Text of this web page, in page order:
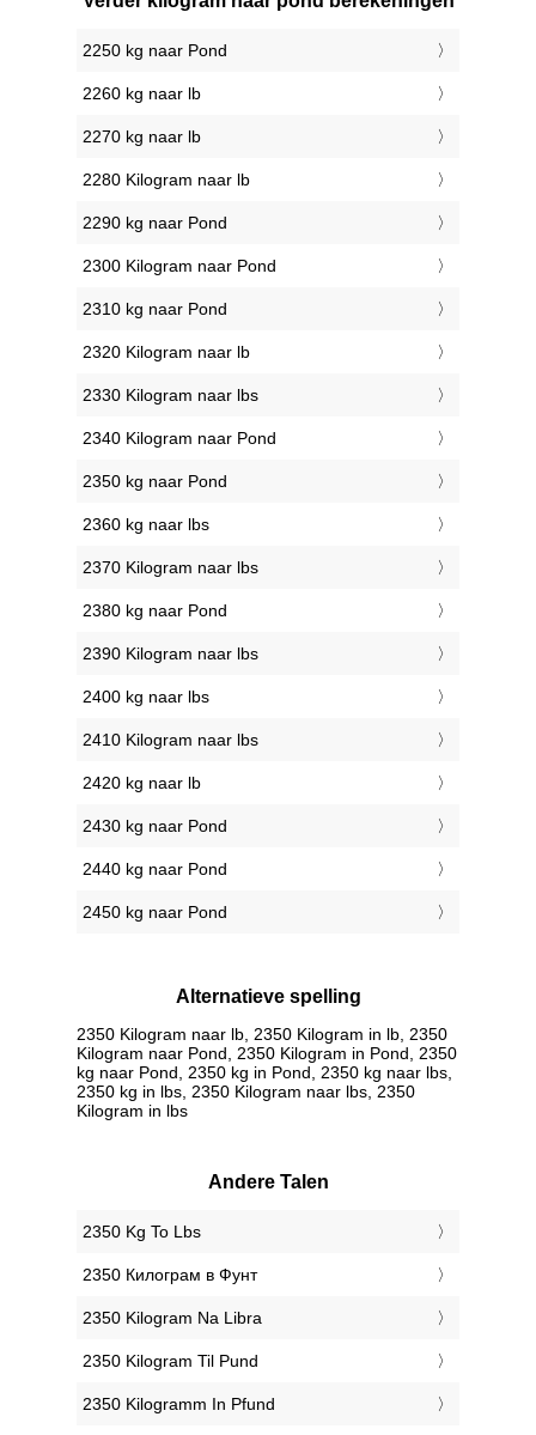
2250 kg naar Pond
2260 kg naar lb
2270 kg naar lb
2280 Kilogram naar lb
2290 kg naar Pond
2300 Kilogram naar Pond
2310 kg naar Pond
2320 Kilogram naar lb
2330 Kilogram naar lbs
2340 Kilogram naar Pond
2350 kg naar Pond
2360 kg naar lbs
2370 Kilogram naar lbs
2380 kg naar Pond
2390 Kilogram naar lbs
2400 kg naar lbs
2410 Kilogram naar lbs
2420 kg naar lb
2430 kg naar Pond
2440 kg naar Pond
2450 kg naar Pond
Alternatieve spelling
2350 Kilogram naar lb, 2350 Kilogram in lb, 2350
Kilogram naar Pond, 2350 Kilogram in Pond, 2350
kg naar Pond, 2350 kg in Pond, 2350 kg naar lbs,
2350 kg in lbs, 2350 Kilogram naar lbs, 2350
Kilogram in lbs
Andere Talen
‎2350 Kg To Lbs
‎2350 Килограм в Фунт
‎2350 Kilogram Na Libra
‎2350 Kilogram Til Pund
‎2350 Kilogramm In Pfund